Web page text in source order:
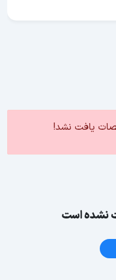
یافت نشد!
نشده است